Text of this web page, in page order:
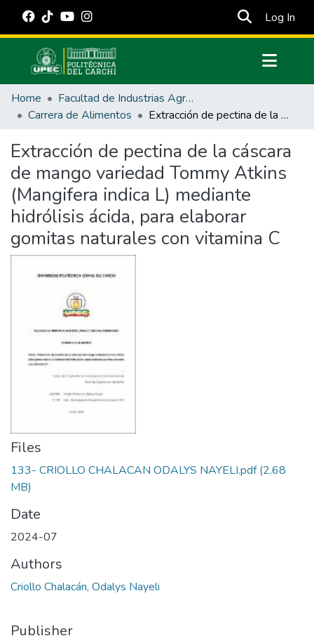
Log In
Communities & Collections
All of DSpace
Estadísticas Externas
Manuales
Home
Facultad de Industrias Agropecuarias y Ciencias Ambientales
Carrera de Alimentos
Extracción de pectina de la cáscara de mango variedad Tommy Atkins (Mangifera indica L) mediante hidrólisis ácida, para elaborar gomitas naturales con vitamina C
Extracción de pectina de la cáscara
de mango variedad Tommy Atkins
(Mangifera indica L) mediante
hidrólisis ácida, para elaborar
gomitas naturales con vitamina C
Files
133- CRIOLLO CHALACAN ODALYS NAYELI.pdf(2.68
MB)
Date
2024-07
Authors
Criollo Chalacán, Odalys Nayeli
Publisher